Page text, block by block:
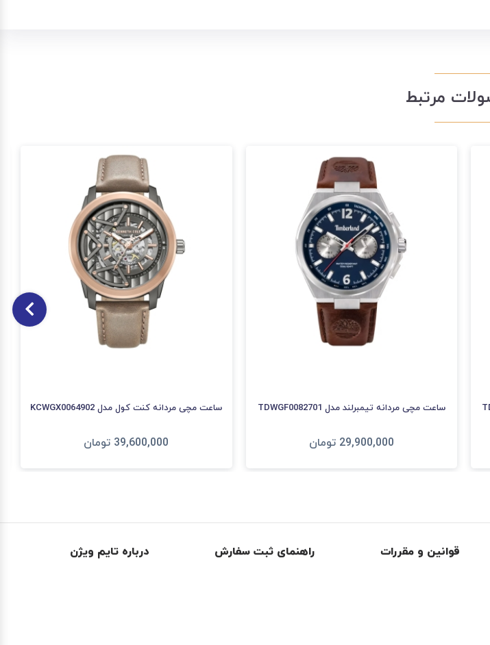
مرتبط
ساعت مچی مردانه تیمبرلند مدل TDWGF0082701
29,900,000 تومان
ساعت مچی مردانه کنت کول مدل KCWGX0064902
39,600,000 تومان
قوانین و مقررات راهنمای ثبت سفارش
درباره تایم ویژن